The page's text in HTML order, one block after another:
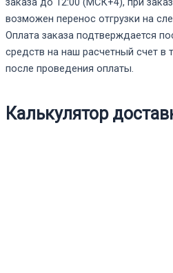
возможен перенос отгрузки на
Оплата заказа подтверждается
средств на наш расчетный счет в
после проведения оплаты.
Калькулятор